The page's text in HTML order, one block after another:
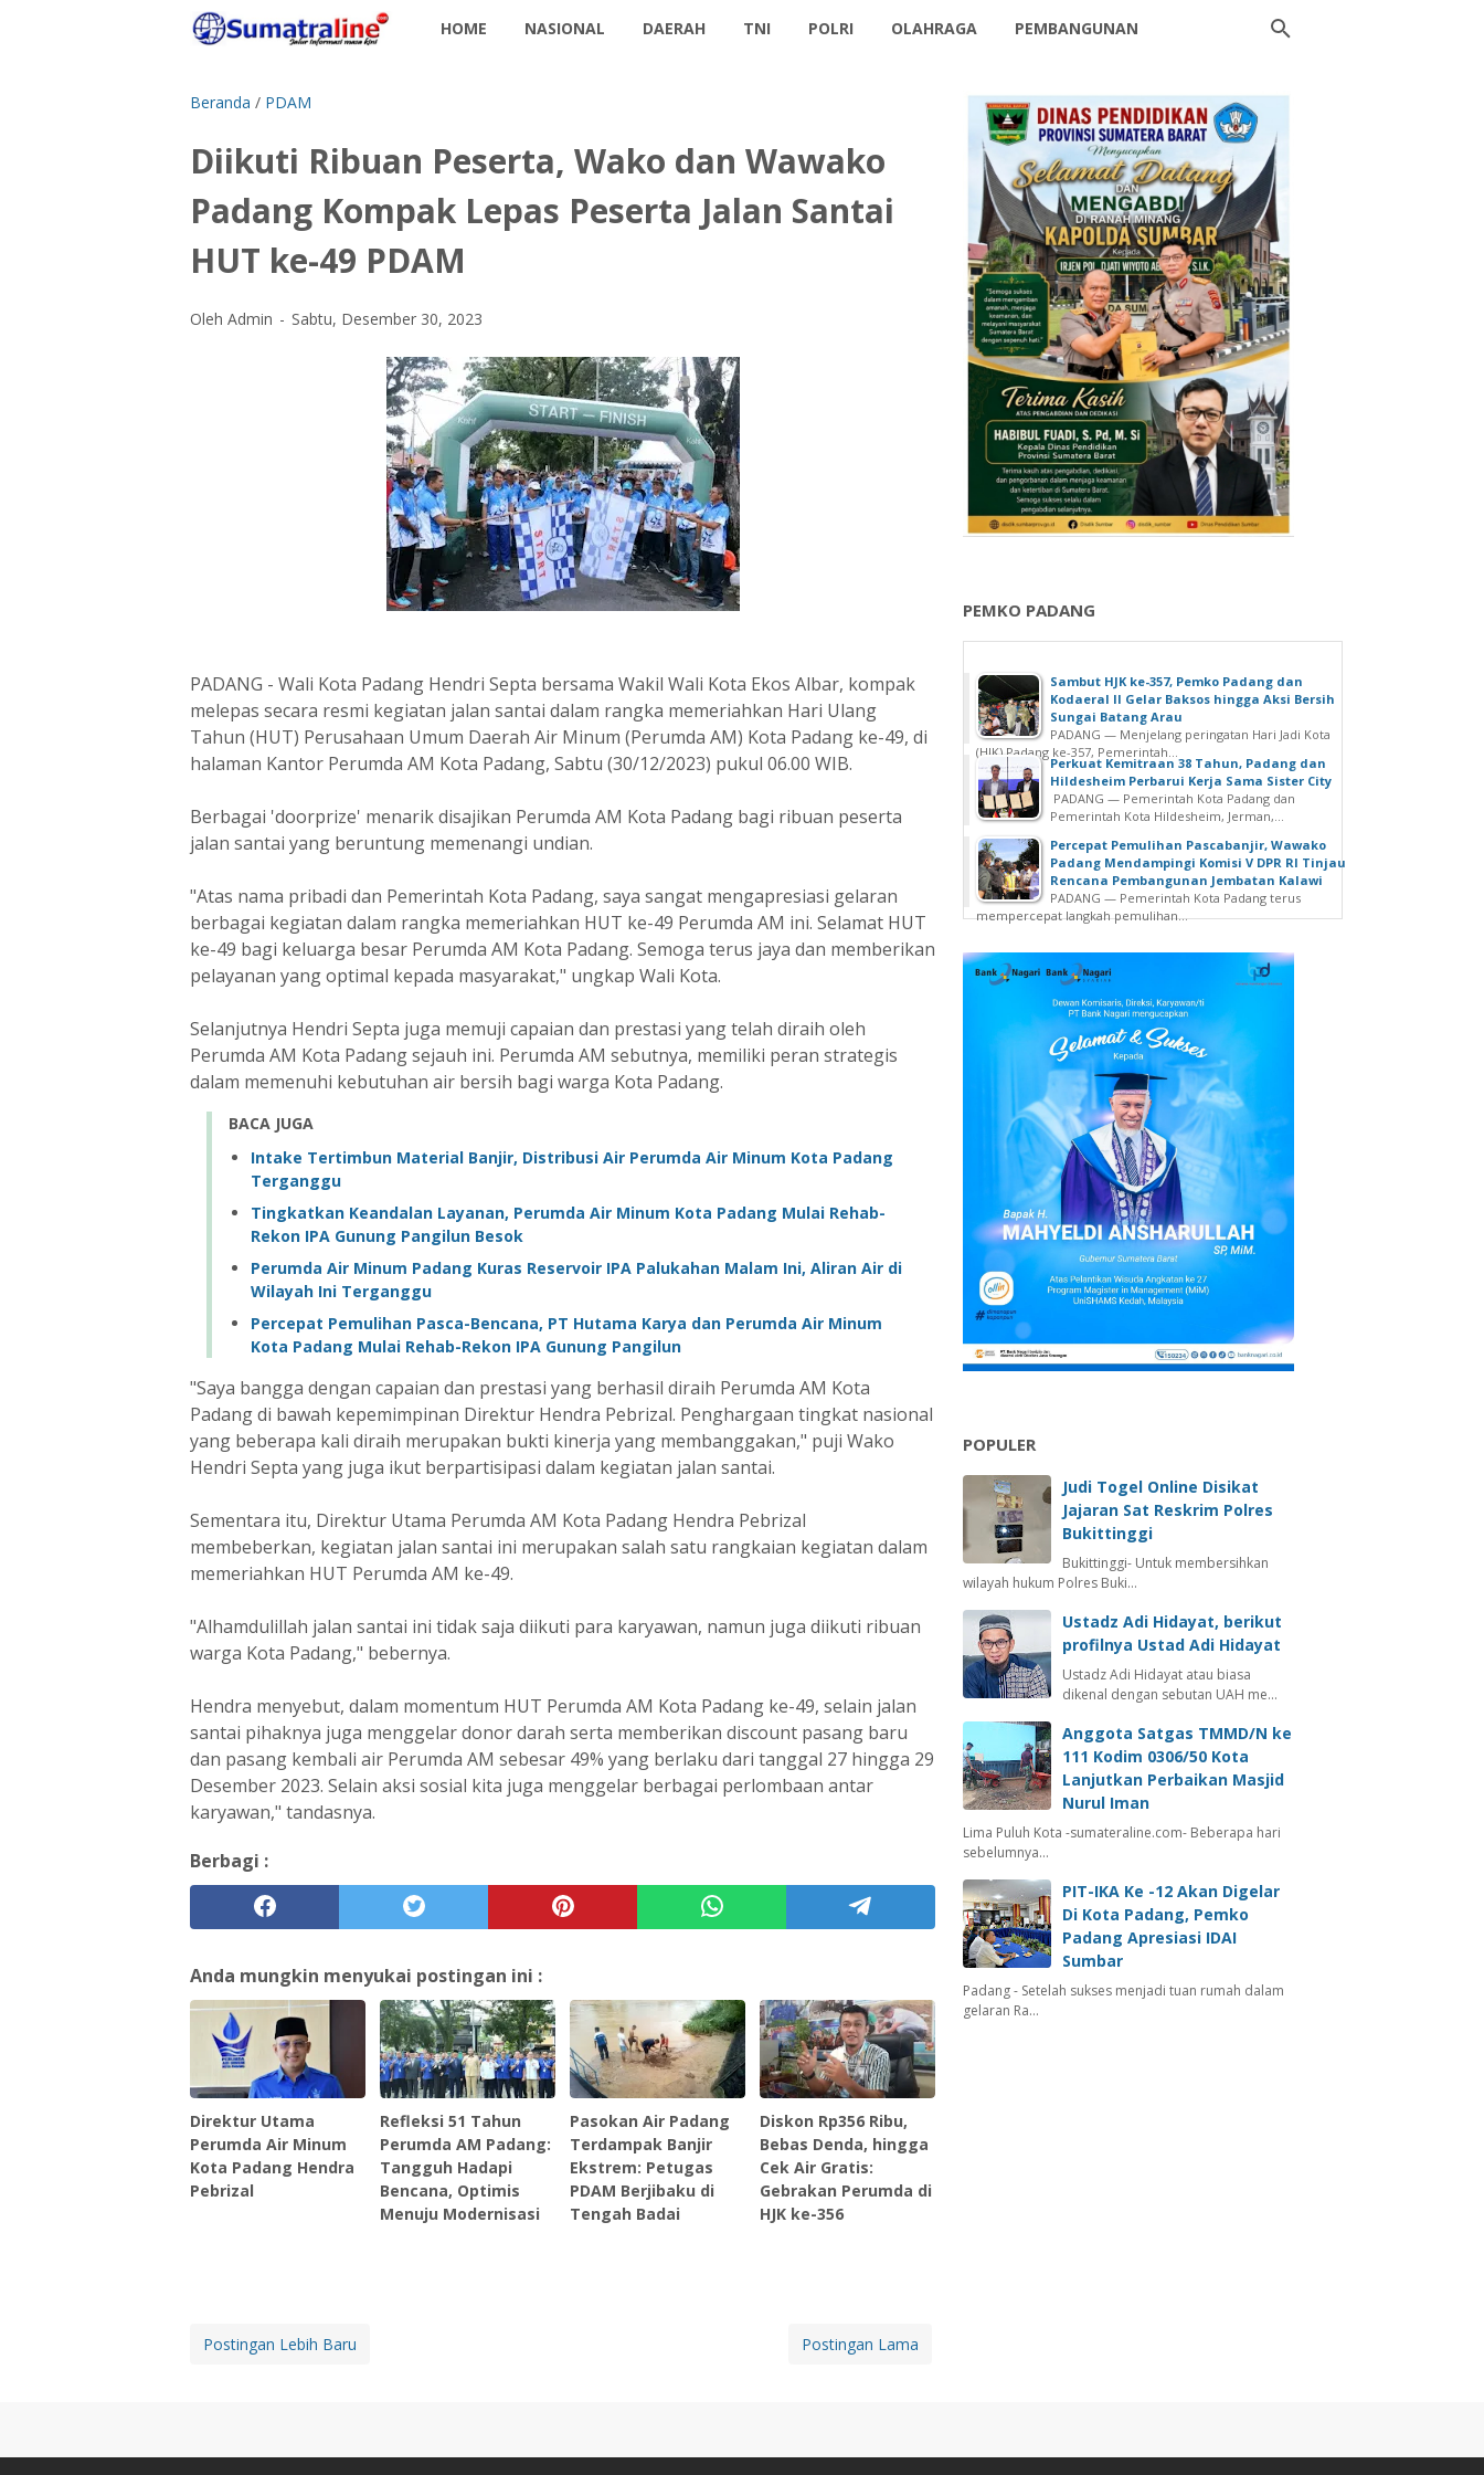
HOME NASIONAL DAERAH TNI POLRI OLAHRAGA PEMBANGUNAN
Beranda / PDAM
Diikuti Ribuan Peserta, Wako dan Wawako
Padang Kompak Lepas Peserta Jalan Santai
HUT ke-49 PDAM
Oleh Admin Sabtu, Desember 30, 2023
PADANG - Wali Kota Padang Hendri Septa bersama Wakil Wali Kota Ekos Albar, kompak
melepas secara resmi kegiatan jalan santai dalam rangka memeriahkan Hari Ulang
Tahun (HUT) Perusahaan Umum Daerah Air Minum (Perumda AM) Kota Padang ke-49, di
halaman Kantor Perumda AM Kota Padang, Sabtu (30/12/2023) pukul 06.00 WIB.
Berbagai 'doorprize' menarik disajikan Perumda AM Kota Padang bagi ribuan peserta
jalan santai yang beruntung memenangi undian.
"Atas nama pribadi dan Pemerintah Kota Padang, saya sangat mengapresiasi gelaran
berbagai kegiatan dalam rangka memeriahkan HUT ke-49 Perumda AM ini. Selamat HUT
ke-49 bagi keluarga besar Perumda AM Kota Padang. Semoga terus jaya dan memberikan
pelayanan yang optimal kepada masyarakat," ungkap Wali Kota.
Selanjutnya Hendri Septa juga memuji capaian dan prestasi yang telah diraih oleh
Perumda AM Kota Padang sejauh ini. Perumda AM sebutnya, memiliki peran strategis
dalam memenuhi kebutuhan air bersih bagi warga Kota Padang.
BACA JUGA
Intake Tertimbun Material Banjir, Distribusi Air Perumda Air Minum Kota Padang
Terganggu
Tingkatkan Keandalan Layanan, Perumda Air Minum Kota Padang Mulai Rehab-
Rekon IPA Gunung Pangilun Besok
Perumda Air Minum Padang Kuras Reservoir IPA Palukahan Malam Ini, Aliran Air di
Wilayah Ini Terganggu
‎Percepat Pemulihan Pasca-Bencana, PT Hutama Karya dan Perumda Air Minum
Kota Padang Mulai Rehab-Rekon IPA Gunung Pangilun ‎
"Saya bangga dengan capaian dan prestasi yang berhasil diraih Perumda AM Kota
Padang di bawah kepemimpinan Direktur Hendra Pebrizal. Penghargaan tingkat nasional
yang beberapa kali diraih merupakan bukti kinerja yang membanggakan," puji Wako
Hendri Septa yang juga ikut berpartisipasi dalam kegiatan jalan santai.
Sementara itu, Direktur Utama Perumda AM Kota Padang Hendra Pebrizal
membeberkan, kegiatan jalan santai ini merupakan salah satu rangkaian kegiatan dalam
memeriahkan HUT Perumda AM ke-49.
"Alhamdulillah jalan santai ini tidak saja diikuti para karyawan, namun juga diikuti ribuan
warga Kota Padang," bebernya.
Hendra menyebut, dalam momentum HUT Perumda AM Kota Padang ke-49, selain jalan
santai pihaknya juga menggelar donor darah serta memberikan discount pasang baru
dan pasang kembali air Perumda AM sebesar 49% yang berlaku dari tanggal 27 hingga 29
Desember 2023. Selain aksi sosial kita juga menggelar berbagai perlombaan antar
karyawan," tandasnya.
Berbagi :
Anda mungkin menyukai postingan ini :
Direktur Utama
Perumda Air Minum
Kota Padang Hendra
Pebrizal ‎
Refleksi 51 Tahun
Perumda AM Padang:
Tangguh Hadapi
Bencana, Optimis
Menuju Modernisasi ‎
‎Pasokan Air Padang
Terdampak Banjir
Ekstrem: Petugas
PDAM Berjibaku di
Tengah Badai ‎
Diskon Rp356 Ribu,
Bebas Denda, hingga
Cek Air Gratis:
Gebrakan Perumda di
HJK ke-356
Postingan Lebih Baru Postingan Lama
PEMKO PADANG
Sambut HJK ke-357, Pemko Padang dan
Kodaeral II Gelar Baksos hingga Aksi Bersih
Sungai Batang Arau
PADANG — Menjelang peringatan Hari Jadi Kota
(HJK) Padang ke-357, Pemerintah...
Perkuat Kemitraan 38 Tahun, Padang dan
Hildesheim Perbarui Kerja Sama Sister City
PADANG — Pemerintah Kota Padang dan
Pemerintah Kota Hildesheim, Jerman,...
Percepat Pemulihan Pascabanjir, Wawako
Padang Mendampingi Komisi V DPR RI Tinjau
Rencana Pembangunan Jembatan Kalawi
PADANG — Pemerintah Kota Padang terus
mempercepat langkah pemulihan...
POPULER
Judi Togel Online Disikat
Jajaran Sat Reskrim Polres
Bukittinggi
Bukittinggi- Untuk membersihkan
wilayah hukum Polres Buki…
Ustadz Adi Hidayat, berikut
profilnya Ustad Adi Hidayat
Ustadz Adi Hidayat atau biasa
dikenal dengan sebutan UAH me…
Anggota Satgas TMMD/N ke
111 Kodim 0306/50 Kota
Lanjutkan Perbaikan Masjid
Nurul Iman
Lima Puluh Kota -sumateraline.com- Beberapa hari
sebelumnya…
PIT-IKA Ke -12 Akan Digelar
Di Kota Padang, Pemko
Padang Apresiasi IDAI
Sumbar
Padang - Setelah sukses menjadi tuan rumah dalam
gelaran Ra…